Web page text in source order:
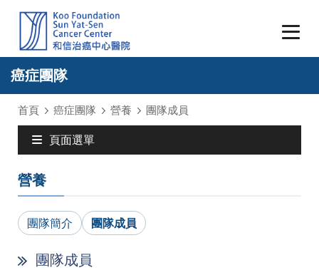
癌症團隊
首頁 癌症團隊 營養 團隊成員
頁面選單
營養
團隊簡介 團隊成員
團隊成員